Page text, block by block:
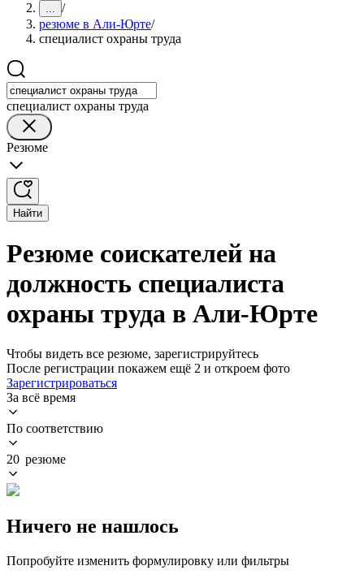
... /
резюме в Али-Юрте/
специалист охраны труда
специалист охраны труда
Резюме
Найти
Резюме соискателей на
должность специалиста
охраны труда в Али-Юрте
Чтобы видеть все резюме, зарегистрируйтесь
После регистрации покажем ещё 2 и откроем фото
Зарегистрироваться
За всё время
По соответствию
20 резюме
Ничего не нашлось
Попробуйте изменить формулировку или фильтры